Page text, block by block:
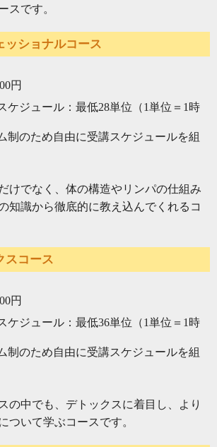
スです。
ッショナルコース
円
ケジュール：最低28単位（1単位＝1時
制のため自由に受講スケジュールを組
けでなく、体の構造やリンパの仕組み
知識から徹底的に教え込んでくれるコ
スコース
円
ケジュール：最低36単位（1単位＝1時
制のため自由に受講スケジュールを組
の中でも、デトックスに着目し、より
ついて学ぶコースです。